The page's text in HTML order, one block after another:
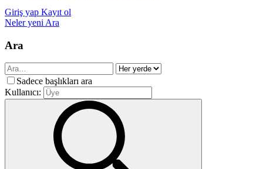
Giriş yap Kayıt ol
Neler yeni Ara
Ara
Sadece başlıkları ara
Kullanıcı: